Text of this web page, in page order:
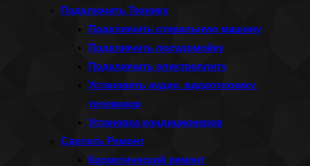
Подключить Технику
Подключить стиральную машину
Подключить посудомойку
Подключить электроплиту
Установить аудио, видеотехнику,
телевизор
Установка кондиционеров
Сделать Ремонт
Косметический ремонт